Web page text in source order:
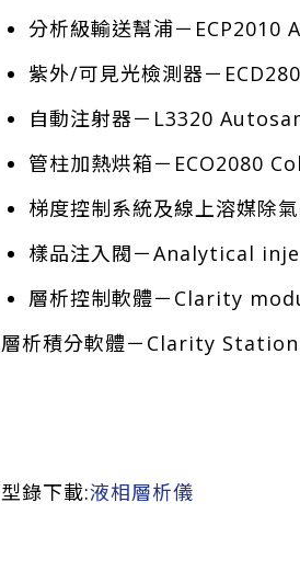
分析級輸送幫浦－
紫外/可見光檢測器－
自動注射器－L3320
管柱加熱烘箱－ECO2080
梯度控制系統及線上溶媒
樣品注入閥－Analytical
層析控制軟體－Clarity
層析積分軟體－Clarity
型錄下載:液相層析儀